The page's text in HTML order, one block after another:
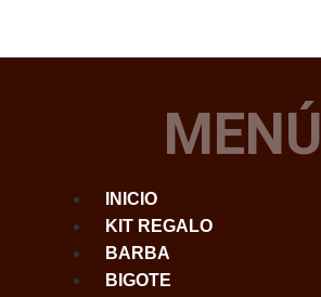
MENÚ
INICIO
KIT REGALO
BARBA
BIGOTE